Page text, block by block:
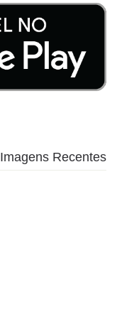
Imagens Recentes